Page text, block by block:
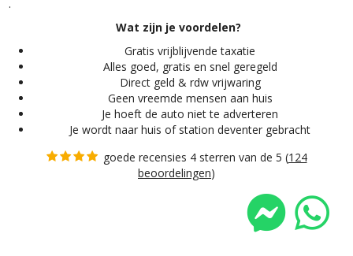
.
Wat zijn je voordelen?
Gratis vrijblijvende taxatie
Alles goed, gratis en snel geregeld
Direct geld & rdw vrijwaring
Geen vreemde mensen aan huis
Je hoeft de auto niet te adverteren
Je wordt naar huis of station deventer gebracht
goede recensies 4 sterren van de 5 (124
beoordelingen)